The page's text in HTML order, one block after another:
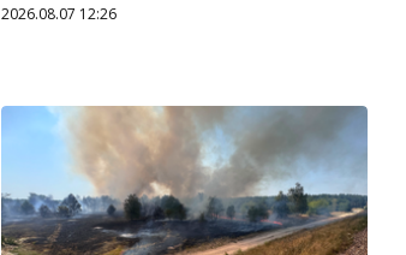
2026.08.07 12:26